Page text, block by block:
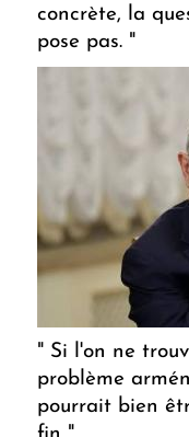
concrète, la
pose pas. "
" Si l'on ne
problème
pourrait bien